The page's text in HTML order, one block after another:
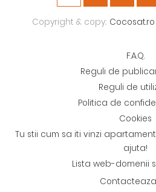
Copyright & copy;
F.A.Q.
Reguli de
Reguli de
Politica de
Cookies
Tu stii cum sa iti vinzi
ajuta!
Lista web-domenii